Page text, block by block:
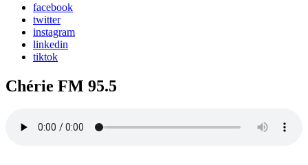
facebook
twitter
instagram
linkedin
tiktok
Chérie FM 95.5